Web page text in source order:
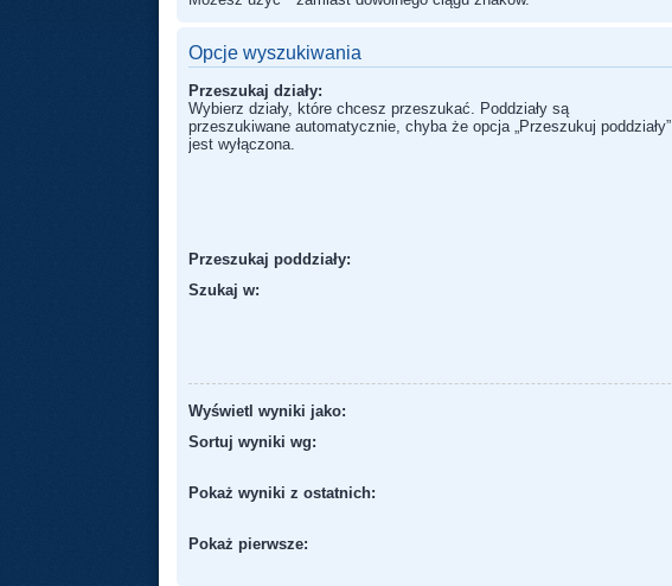
Opcje wyszukiwania
Przeszukaj działy:
Wybierz działy, które chcesz przeszukać. Poddziały są
przeszukiwane automatycznie, chyba że opcja „Przeszukuj poddziały”
jest wyłączona.
Przeszukaj poddziały:
Szukaj w:
Wyświetl wyniki jako:
Sortuj wyniki wg:
Pokaż wyniki z ostatnich:
Pokaż pierwsze: